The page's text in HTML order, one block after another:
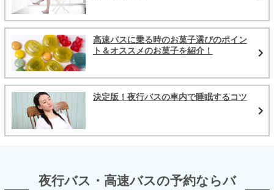
高速バスに乗る時のお菓子選びのポイン
ト＆オススメのお菓子を紹介！
決定版！夜行バスの車内で睡眠するコツ
夜行バス・高速バスの予約ならバ